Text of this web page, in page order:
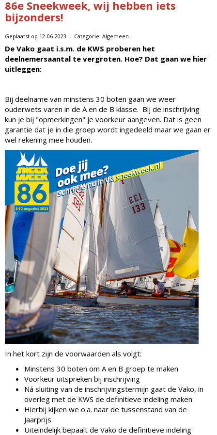
86e Sneekweek, wij hebben iets
bijzonders!
Geplaatst op 12-06-2023 - Categorie: Algemeen
De Vako gaat i.s.m. de KWS proberen het
deelnemersaantal te vergroten. Hoe? Dat gaan we hier
uitleggen:
Bij deelname van minstens 30 boten gaan we weer
ouderwets varen in de A en de B klasse. Bij de inschrijving
kun je bij "opmerkingen" je voorkeur aangeven. Dat is geen
garantie dat je in die groep wordt ingedeeld maar we gaan er
wel rekening mee houden.
In het kort zijn de voorwaarden als volgt:
Minstens 30 boten om A en B groep te maken
Voorkeur uitspreken bij inschrijving
Ná sluiting van de inschrijvingstermijn gaat de Vako, in
overleg met de KWS de definitieve indeling maken
Hierbij kijken we o.a. naar de tussenstand van de
Jaarprijs
Uiteindelijk bepaalt de Vako de definitieve indeling